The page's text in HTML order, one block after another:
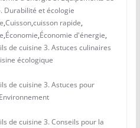
Durabilité et écologie
,Cuisson,cuisson rapide,
,Économie,Économie d'énergie,
de cuisine 3. Astuces culinaires
écologique
de cuisine 3. Astuces pour
de cuisine 3. Conseils pour la